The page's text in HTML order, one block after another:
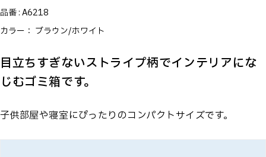
品番 :A6218
カラー： ブラウン/ホワイト
目立ちすぎないストライプ柄でインテリアにな
じむゴミ箱です。
子供部屋や寝室にぴったりのコンパクトサイズです。